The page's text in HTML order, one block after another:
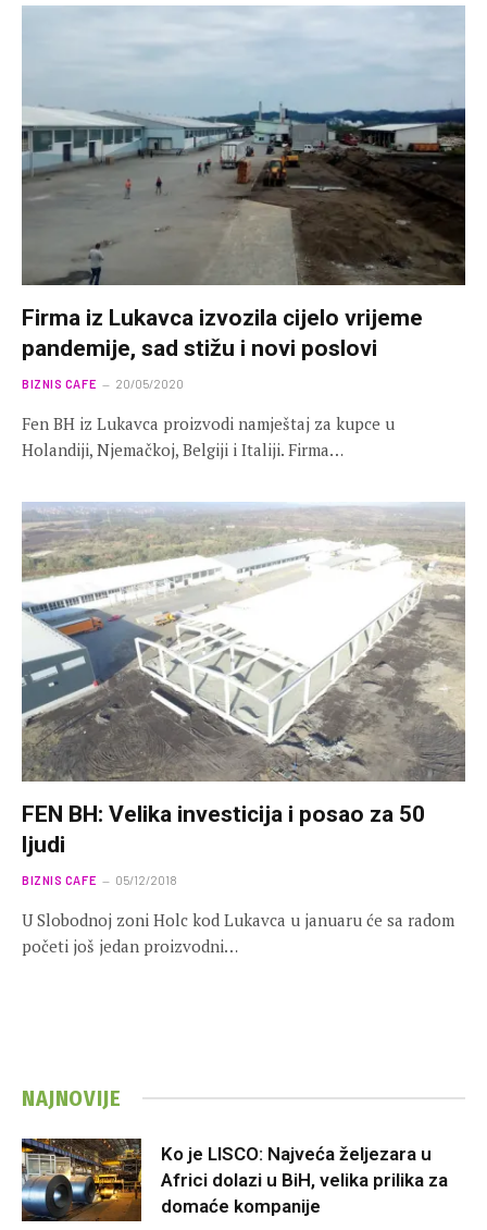
Firma iz Lukavca izvozila cijelo vrijeme
pandemije, sad stižu i novi poslovi
BIZNIS CAFE 20/05/2020
Fen BH iz Lukavca proizvodi namještaj za kupce u
Holandiji, Njemačkoj, Belgiji i Italiji. Firma…
FEN BH: Velika investicija i posao za 50
ljudi
BIZNIS CAFE 05/12/2018
U Slobodnoj zoni Holc kod Lukavca u januaru će sa radom
početi još jedan proizvodni…
NAJNOVIJE
Ko je LISCO: Najveća željezara u
Africi dolazi u BiH, velika prilika za
domaće kompanije